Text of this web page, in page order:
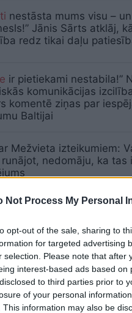
Not Process My Personal
opt-out of the sale, sharing to
for targeted advertising
selection. Please note that
interest-based ads based
to third parties prior to
of your personal
This information may also be
nestāsta mums visu –
Jānis Sārts atklāj,
redz tikai daļu
ir pietiekami nestabila!”
komunikācijas
komentē ziņas par
Baltijai
Mežvieta izteikumiem:
nedomāju, ka tas
revolūcija karā nav droni:
brīdina par mākslīgā